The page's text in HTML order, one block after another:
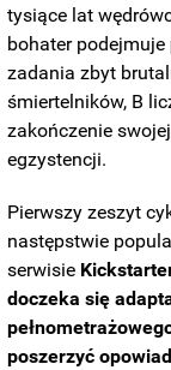
tysiące lat
bohater podejmuje
zadania zbyt
śmiertelników, B
zakończenie
egzystencji.
Pierwszy zeszyt
następstwie
serwisie
doczeka się
poszerzyć